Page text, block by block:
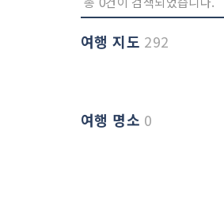
여행 지도 292
여행 명소 0